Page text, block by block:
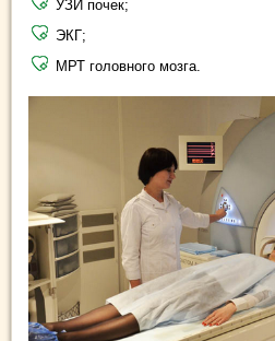
УЗИ почек;
ЭКГ;
МРТ головного мозга.